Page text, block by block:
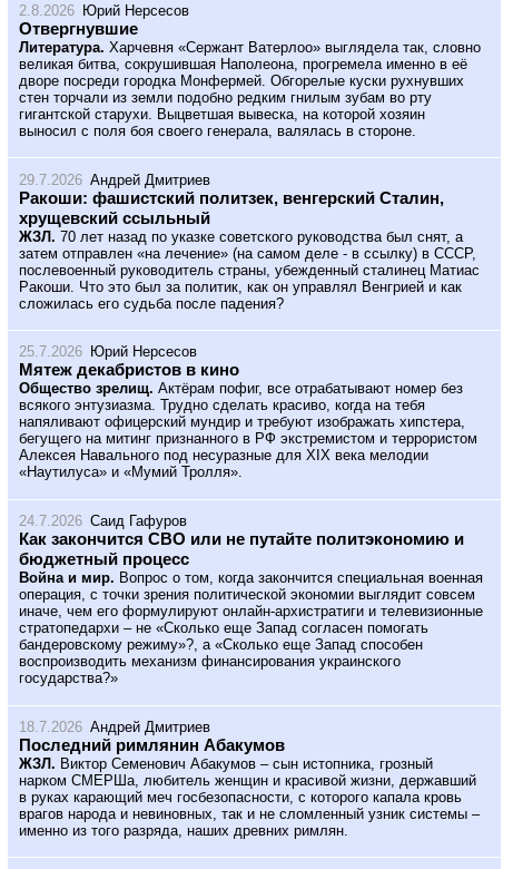
2.8.2026 Юрий Нерсесов
Отвергнувшие
Литература. Харчевня «Сержант Ватерлоо» выглядела так, словно
великая битва, сокрушившая Наполеона, прогремела именно в её
дворе посреди городка Монфермей. Обгорелые куски рухнувших
стен торчали из земли подобно редким гнилым зубам во рту
гигантской старухи. Выцветшая вывеска, на которой хозяин
выносил с поля боя своего генерала, валялась в стороне.
29.7.2026 Андрей Дмитриев
Ракоши: фашистский политзек, венгерский Сталин,
хрущевский ссыльный
ЖЗЛ. 70 лет назад по указке советского руководства был снят, а
затем отправлен «на лечение» (на самом деле - в ссылку) в СССР,
послевоенный руководитель страны, убежденный сталинец Матиас
Ракоши. Что это был за политик, как он управлял Венгрией и как
сложилась его судьба после падения?
25.7.2026 Юрий Нерсесов
Мятеж декабристов в кино
Общество зрелищ. Актёрам пофиг, все отрабатывают номер без
всякого энтузиазма. Трудно сделать красиво, когда на тебя
напяливают офицерский мундир и требуют изображать хипстера,
бегущего на митинг признанного в РФ экстремистом и террористом
Алексея Навального под несуразные для XIX века мелодии
«Наутилуса» и «Мумий Тролля».
24.7.2026 Саид Гафуров
Как закончится СВО или не путайте политэкономию и
бюджетный процесс
Война и мир. Вопрос о том, когда закончится специальная военная
операция, с точки зрения политической экономии выглядит совсем
иначе, чем его формулируют онлайн-архистратиги и телевизионные
стратопедархи – не «Сколько еще Запад согласен помогать
бандеровскому режиму»?, а «Сколько еще Запад способен
воспроизводить механизм финансирования украинского
государства?»
18.7.2026 Андрей Дмитриев
Последний римлянин Абакумов
ЖЗЛ. Виктор Семенович Абакумов – сын истопника, грозный
нарком СМЕРШа, любитель женщин и красивой жизни, державший
в руках карающий меч госбезопасности, с которого капала кровь
врагов народа и невиновных, так и не сломленный узник системы –
именно из того разряда, наших древних римлян.